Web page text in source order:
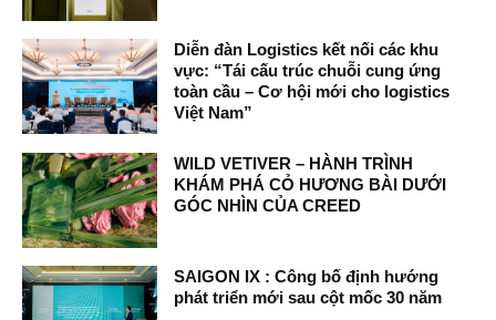
Diễn đàn Logistics kết nối các khu
vực: “Tái cấu trúc chuỗi cung ứng
toàn cầu – Cơ hội mới cho logistics
Việt Nam”
WILD VETIVER – HÀNH TRÌNH
KHÁM PHÁ CỎ HƯƠNG BÀI DƯỚI
GÓC NHÌN CỦA CREED
SAIGON IX : Công bố định hướng
phát triển mới sau cột mốc 30 năm